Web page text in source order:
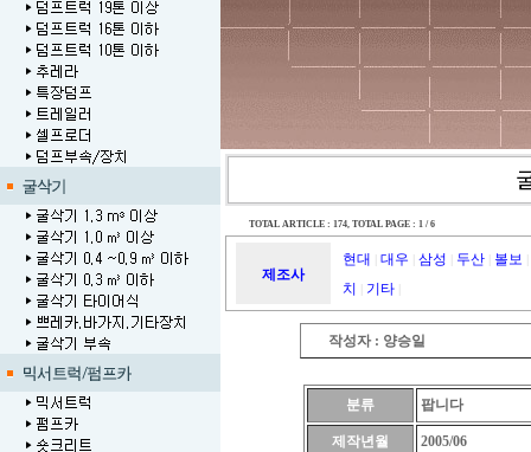
TOTAL ARTICLE : 174, TOTAL PAGE : 1 / 6
제조사
현대 대우 삼성 두산 볼보
치 기타
작성자 : 양승일
분류 팝니다
제작년월 2005/06